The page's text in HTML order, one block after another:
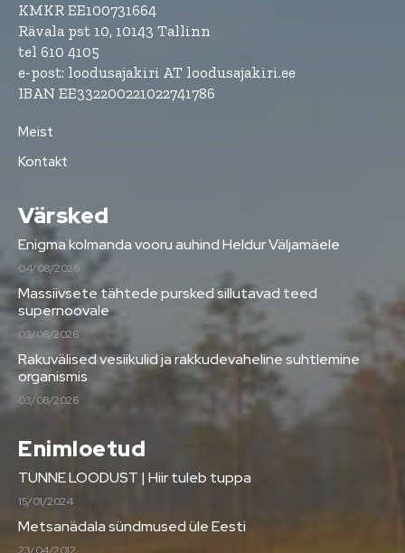
KMKR EE100731664
Rävala pst 10, 10143 Tallinn
tel 610 4105
e-post: loodusajakiri AT loodusajakiri.ee
IBAN EE332200221022741786
Meist
Kontakt
Värsked
Enigma kolmanda vooru auhind Heldur Väljamäele
04/08/2026
Massiivsete tähtede pursked sillutavad teed
supernoovale
03/08/2026
Rakuvälised vesiikulid ja rakkudevaheline suhtlemine
organismis
03/08/2026
Enimloetud
TUNNE LOODUST | Hiir tuleb tuppa
15/01/2024
Metsanädala sündmused üle Eesti